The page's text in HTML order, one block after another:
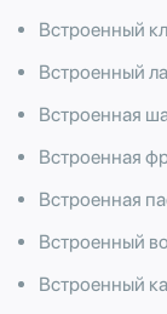
Встроенный
Встроенный
Встроенная
Встроенная
Встроенная
Встроенный
Встроенный